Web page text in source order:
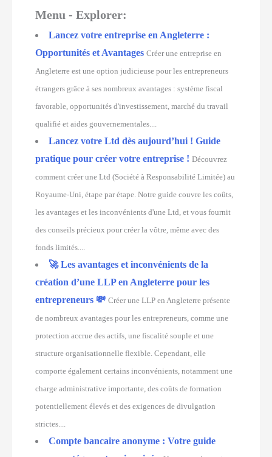
Menu - Explorer:
Lancez votre entreprise en Angleterre :
Opportunités et Avantages Créer une entreprise en
Angleterre est une option judicieuse pour les entrepreneurs
étrangers grâce à ses nombreux avantages : système fiscal
favorable, opportunités d'investissement, marché du travail
qualifié et aides gouvernementales....
Lancez votre Ltd dès aujourd’hui ! Guide
pratique pour créer votre entreprise ! Découvrez
comment créer une Ltd (Société à Responsabilité Limitée) au
Royaume-Uni, étape par étape. Notre guide couvre les coûts,
les avantages et les inconvénients d'une Ltd, et vous fournit
des conseils précieux pour créer la vôtre, même avec des
fonds limités....
🚀 Les avantages et inconvénients de la
création d’une LLP en Angleterre pour les
entrepreneurs 💸 Créer une LLP en Angleterre présente
de nombreux avantages pour les entrepreneurs, comme une
protection accrue des actifs, une fiscalité souple et une
structure organisationnelle flexible. Cependant, elle
comporte également certains inconvénients, notamment une
charge administrative importante, des coûts de formation
potentiellement élevés et des exigences de divulgation
strictes....
Compte bancaire anonyme : Votre guide